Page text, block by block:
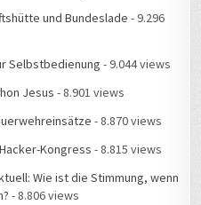
und Bundeslade - 9.296
Selbstbedienung - 9.044 views
Jesus - 8.901 views
- 8.870 views
Kongress - 8.815 views
Wie ist die Stimmung, wenn
- 8.806 views